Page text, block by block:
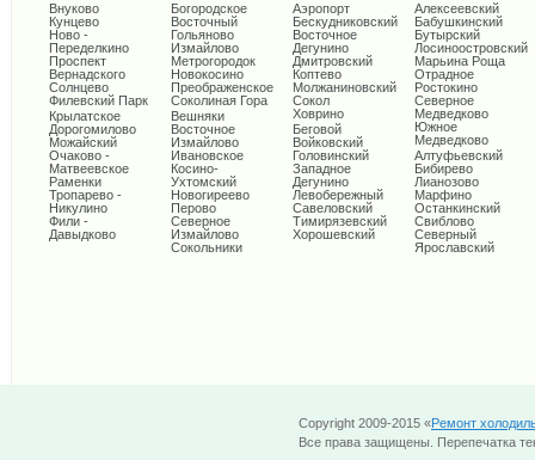
Внуково
Кунцево
Ново -
Переделкино
Проспект
Вернадского
Солнцево
Филевский Парк
Крылатское
Дорогомилово
Можайский
Очаково -
Матвеевское
Раменки
Тропарево -
Никулино
Фили -
Давыдково
Богородское
Восточный
Гольяново
Измайлово
Метрогородок
Новокосино
Преображенское
Соколиная Гора
Вешняки
Восточное
Измайлово
Ивановское
Косино-
Ухтомский
Новогиреево
Перово
Северное
Измайлово
Сокольники
Аэропорт
Бескудниковский
Восточное
Дегунино
Дмитровский
Коптево
Молжаниновский
Сокол
Ховрино
Беговой
Войковский
Головинский
Западное
Дегунино
Левобережный
Савеловский
Тимирязевский
Хорошевский
Алексеевский
Бабушкинский
Бутырский
Лосиноостровский
Марьина Роща
Отрадное
Ростокино
Северное
Медведково
Южное
Медведково
Алтуфьевский
Бибирево
Лианозово
Марфино
Останкинский
Свиблово
Северный
Ярославский
Copyright 2009-2015 «Ремонт
Все права защищены. Перепечатка